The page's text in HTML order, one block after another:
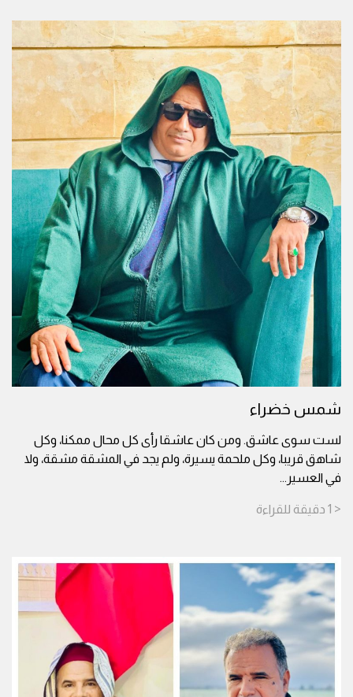
شمس خضراء
لست سوى عاشق. ومن كان عاشقا رأى كل محال ممكنا، وكل
شاهق قريبا، وكل ملحمة يسيرة، ولم يجد في المشقة مشقة، ولا
في العسير ...
< 1 دقيقة للقراءة